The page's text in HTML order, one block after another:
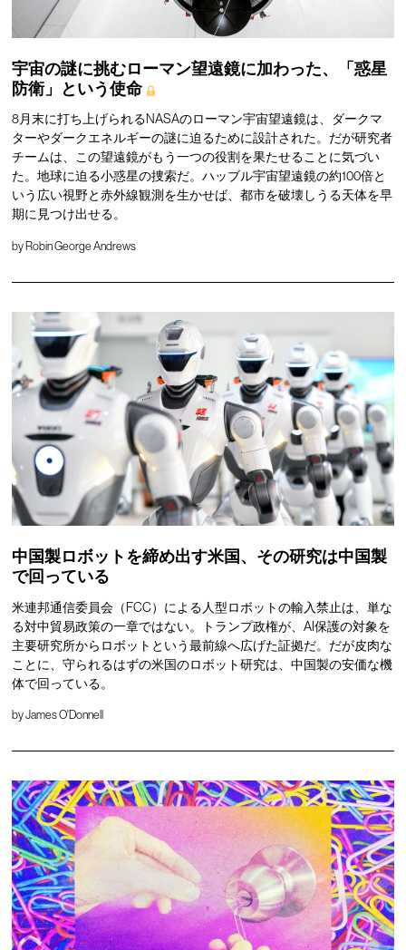
宇宙の謎に挑むローマン望遠鏡に加わった、「惑星
防衛」という使命
8月末に打ち上げられるNASAのローマン宇宙望遠鏡は、ダークマ
ターやダークエネルギーの謎に迫るために設計された。だが研究者
チームは、この望遠鏡がもう一つの役割を果たせることに気づい
た。地球に迫る小惑星の捜索だ。ハッブル宇宙望遠鏡の約100倍と
いう広い視野と赤外線観測を生かせば、都市を破壊しうる天体を早
期に見つけ出せる。
by Robin George Andrews
中国製ロボットを締め出す米国、その研究は中国製
で回っている
米連邦通信委員会（FCC）による人型ロボットの輸入禁止は、単な
る対中貿易政策の一章ではない。トランプ政権が、AI保護の対象を
主要研究所からロボットという最前線へ広げた証拠だ。だが皮肉な
ことに、守られるはずの米国のロボット研究は、中国製の安価な機
体で回っている。
byJames O'Donnell